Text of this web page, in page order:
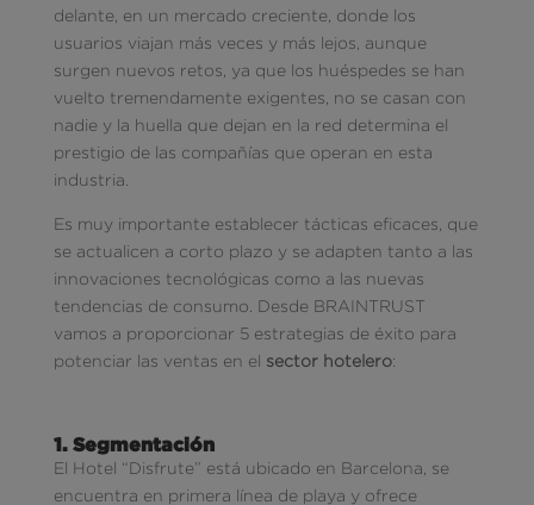
delante, en un mercado creciente, donde los
usuarios viajan más veces y más lejos, aunque
surgen nuevos retos, ya que los huéspedes se han
vuelto tremendamente exigentes, no se casan con
nadie y la huella que dejan en la red determina el
prestigio de las compañías que operan en esta
industria.
Es muy importante establecer tácticas eficaces, que
se actualicen a corto plazo y se adapten tanto a las
innovaciones tecnológicas como a las nuevas
tendencias de consumo. Desde BRAINTRUST
vamos a proporcionar 5 estrategias de éxito para
potenciar las ventas en el sector hotelero:
1. Segmentación
El Hotel “Disfrute” está ubicado en Barcelona, se
encuentra en primera línea de playa y ofrece